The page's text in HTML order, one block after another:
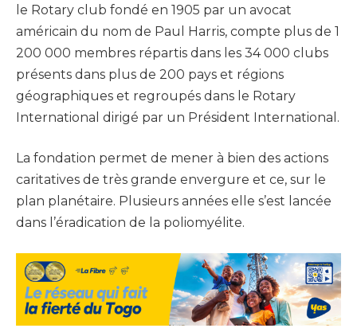
le Rotary club fondé en 1905 par un avocat
américain du nom de Paul Harris, compte plus de 1
200 000 membres répartis dans les 34 000 clubs
présents dans plus de 200 pays et régions
géographiques et regroupés dans le Rotary
International dirigé par un Président International.
La fondation permet de mener à bien des actions
caritatives de très grande envergure et ce, sur le
plan planétaire. Plusieurs années elle s’est lancée
dans l’éradication de la poliomyélite.